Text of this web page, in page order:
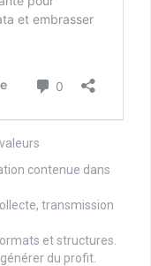
contenue dans
transmission
et structures.
du profit.